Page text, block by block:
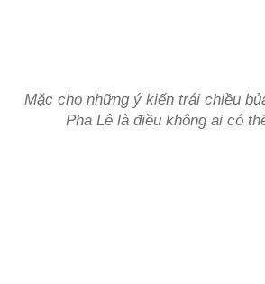
Mặc cho những ý kiến trái chiều
Pha Lê là điều không ai có